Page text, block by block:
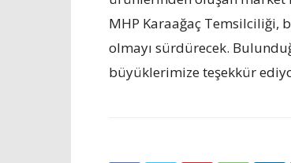
MHP Karaağaç Temsilciliği,
olmayı sürdürecek.
büyüklerimize teşekkür